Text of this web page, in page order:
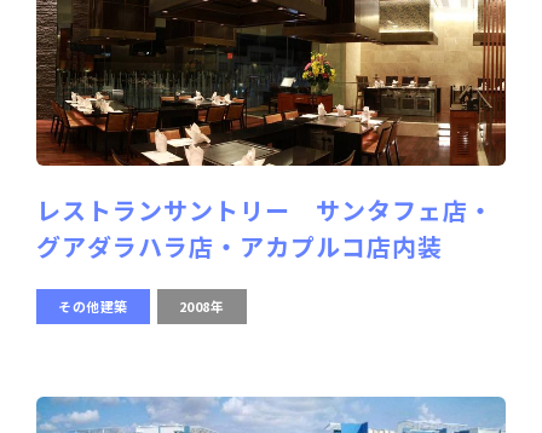
レストランサントリー サンタフェ店・
グアダラハラ店・アカプルコ店内装
その他建築 2008年